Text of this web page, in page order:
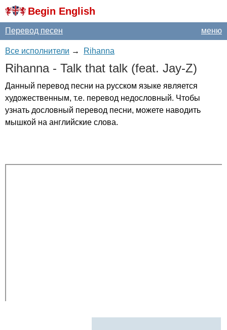
Begin English
меню
Перевод песен
Все исполнители → Rihanna
Rihanna- Talk that talk (feat. Jay-Z)
Данный перевод песни на русском языке является
художественным, т.е. перевод недословный. Чтобы
узнать дословный перевод песни, можете наводить
мышкой на английские слова.